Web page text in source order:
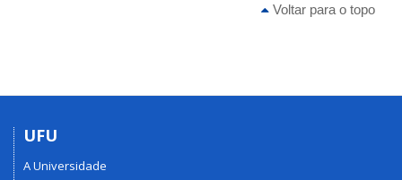
Voltar para o topo
UFU
A Universidade